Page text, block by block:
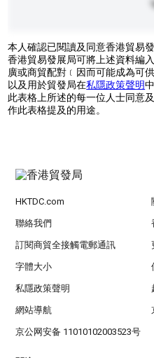
本人確認已閱讀及同意香港貿易
香港貿易發展局可將上述資料編
廣或商貿配對﹝因而可能成為可
以及用於貿發局在私隱政策聲明
此表格上所述的每一位人士同意
作此表格提及的用途。
HKTDC.com
聯絡我們
訂閱商貿全接觸電郵通訊
字體大小
私隱政策聲明
網站導航
京公网安备 11010102003523号